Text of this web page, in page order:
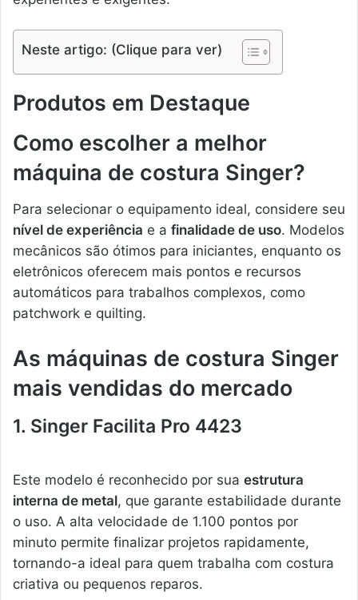
Neste artigo: (Clique para ver)
Produtos em Destaque
Como escolher a melhor
máquina de costura Singer?
Para selecionar o equipamento ideal, considere seu
nível de experiência e a finalidade de uso. Modelos
mecânicos são ótimos para iniciantes, enquanto os
eletrônicos oferecem mais pontos e recursos
automáticos para trabalhos complexos, como
patchwork e quilting.
As máquinas de costura Singer
mais vendidas do mercado
1. Singer Facilita Pro 4423
Este modelo é reconhecido por sua estrutura
interna de metal, que garante estabilidade durante
o uso. A alta velocidade de 1.100 pontos por
minuto permite finalizar projetos rapidamente,
tornando-a ideal para quem trabalha com costura
criativa ou pequenos reparos.